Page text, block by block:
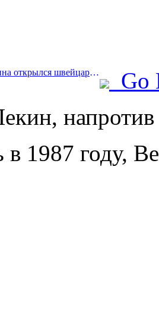
Prev:В центре Пекина открылся швейцарский отель
Go
напротив
в 1987 году,